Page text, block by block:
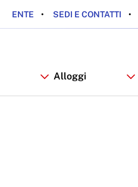
ENTE SEDI E CONTATTI
Alloggi